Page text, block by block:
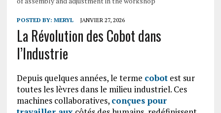
POSTED BY: MERYL JANVIER 27, 2026
La Révolution des Cobot dans
l’Industrie
Depuis quelques années, le terme cobotest sur
toutes les lèvres dans le milieu industriel. Ces
machines collaboratives, conçues pour